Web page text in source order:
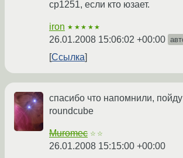
cp1251, если кто юзает.
iron ★★★★★
26.01.2008 15:06:02 +00:00
Ссылка
спасибо что напомнили,
roundcube
Muromec ☆☆
26.01.2008 15:15:00 +00:00